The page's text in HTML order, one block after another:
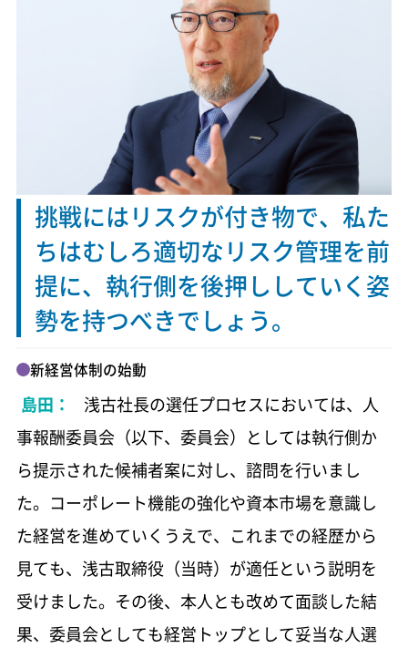
挑戦にはリスクが付き物で、 私た
ちはむしろ適切なリスク管理を前
提に、 執行側を後押ししていく姿
勢を持つべきでしょう。
新経営体制の始動
島田：
浅古社長の選任プロセスにおいては、人
事報酬委員会（以下、委員会）としては執行側か
ら提示された候補者案に対し、諮問を行いまし
た。コーポレート機能の強化や資本市場を意識し
た経営を進めていくうえで、これまでの経歴から
見ても、浅古取締役（当時）が適任という説明を
受けました。その後、本人とも改めて面談した結
果、委員会としても経営トップとして妥当な人選